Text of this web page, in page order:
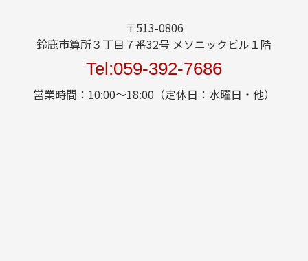
〒513-0806
鈴鹿市算所３丁目７番32号 メソニックビル１階
Tel:059-392-7686
営業時間：10:00～18:00（定休日：水曜日・他）